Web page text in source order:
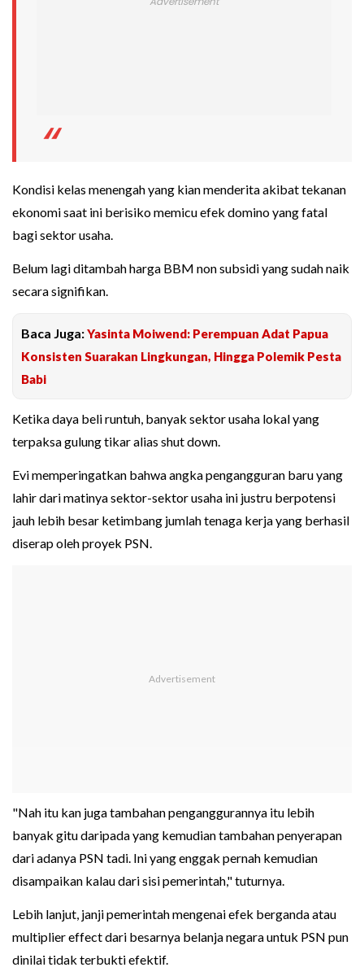
Kondisi kelas menengah yang kian menderita akibat tekanan
ekonomi saat ini berisiko memicu efek domino yang fatal
bagi sektor usaha.
Belum lagi ditambah harga BBM non subsidi yang sudah naik
secara signifikan.
Baca Juga:Yasinta Moiwend: Perempuan Adat Papua
Konsisten Suarakan Lingkungan, Hingga Polemik Pesta
Babi
Ketika daya beli runtuh, banyak sektor usaha lokal yang
terpaksa gulung tikar alias shut down.
Evi memperingatkan bahwa angka pengangguran baru yang
lahir dari matinya sektor-sektor usaha ini justru berpotensi
jauh lebih besar ketimbang jumlah tenaga kerja yang berhasil
diserap oleh proyek PSN.
"Nah itu kan juga tambahan penganggurannya itu lebih
banyak gitu daripada yang kemudian tambahan penyerapan
dari adanya PSN tadi. Ini yang enggak pernah kemudian
disampaikan kalau dari sisi pemerintah," tuturnya.
Lebih lanjut, janji pemerintah mengenai efek berganda atau
multiplier effect dari besarnya belanja negara untuk PSN pun
dinilai tidak terbukti efektif.